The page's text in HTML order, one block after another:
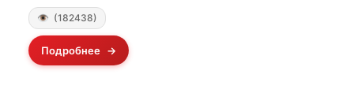
(182438)
Подробнее